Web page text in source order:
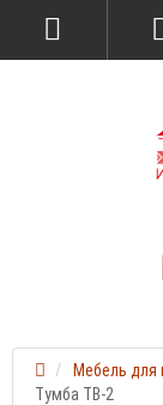
Мебель для
Тумба ТВ-2